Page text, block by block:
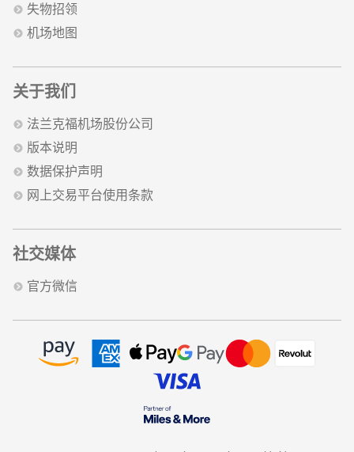
失物招领
机场地图
关于我们
法兰克福机场股份公司
版本说明
数据保护声明
网上交易平台使用条款
社交媒体
官方微信